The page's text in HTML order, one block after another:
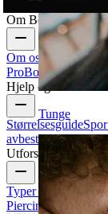
Tunge
Om Bodymod
Om ossBlogg
ProBodymod
Hjelp og info
Størrelsesguide
avbestillingBetaling
Utforsk
Typer
Piercingsproblemer